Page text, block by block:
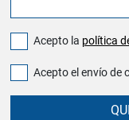
Acepto la política
Acepto el envío de